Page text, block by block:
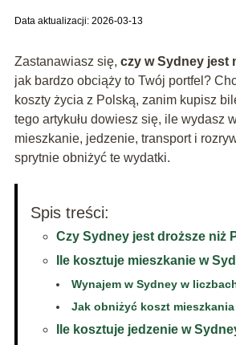
Data aktualizacji: 2026-03-13
Zastanawiasz się, czy w Sydney jest
jak bardzo obciąży to Twój portfel?
koszty życia z Polską, zanim kupisz
tego artykułu dowiesz się, ile wydasz
mieszkanie, jedzenie, transport i
sprytnie obniżyć te wydatki.
Spis treści:
Czy Sydney jest droższe niż
Ile kosztuje mieszkanie w
Wynajem w Sydney w
Jak obniżyć koszt
Ile kosztuje jedzenie w